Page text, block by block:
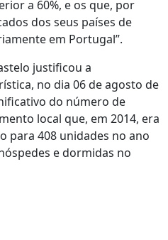
a 60%, e os que, por
dos seus países de
em Portugal”.
justificou a
no dia 06 de agosto de
do número de
local que, em 2014, era
para 408 unidades no ano
e dormidas no